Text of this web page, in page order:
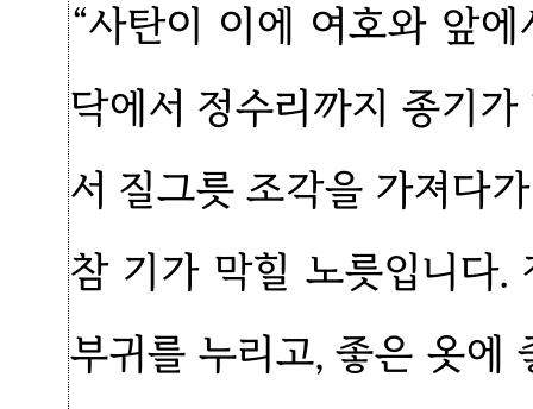
“사탄이 이에 여호와 앞
닥에서 정수리까지 종기
서 질그릇 조각을 가져다
참 기가 막힐 노릇입니다
부귀를 누리고, 좋은 옷에